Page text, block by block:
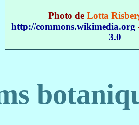
Photo de Lotta
http://commons.wikimedia.org
3.0